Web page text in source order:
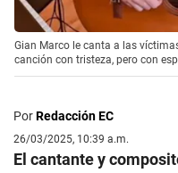
Gian Marco le canta a las
canción con tristeza, pero con
PorRedacción EC
26/03/2025, 10:39 a.m.
El cantante y